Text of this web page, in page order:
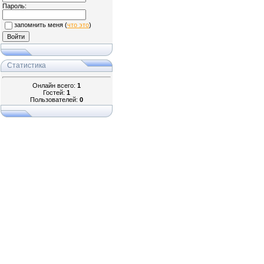
Пароль:
запомнить меня (что это)
Статистика
Онлайн всего: 1
Гостей: 1
Пользователей: 0